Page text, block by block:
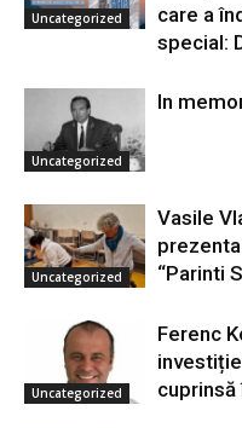
Uncategorized
care a
special:
Uncategorized
In
Uncategorized
Vasile
“Parinti
Uncategorized
Ferenc